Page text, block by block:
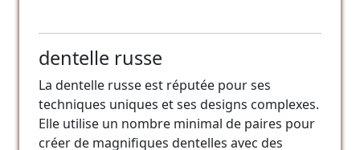
dentelle russe
La dentelle russe est réputée pour ses
techniques uniques et ses designs complexes.
Elle utilise un nombre minimal de paires pour
créer de magnifiques dentelles avec des